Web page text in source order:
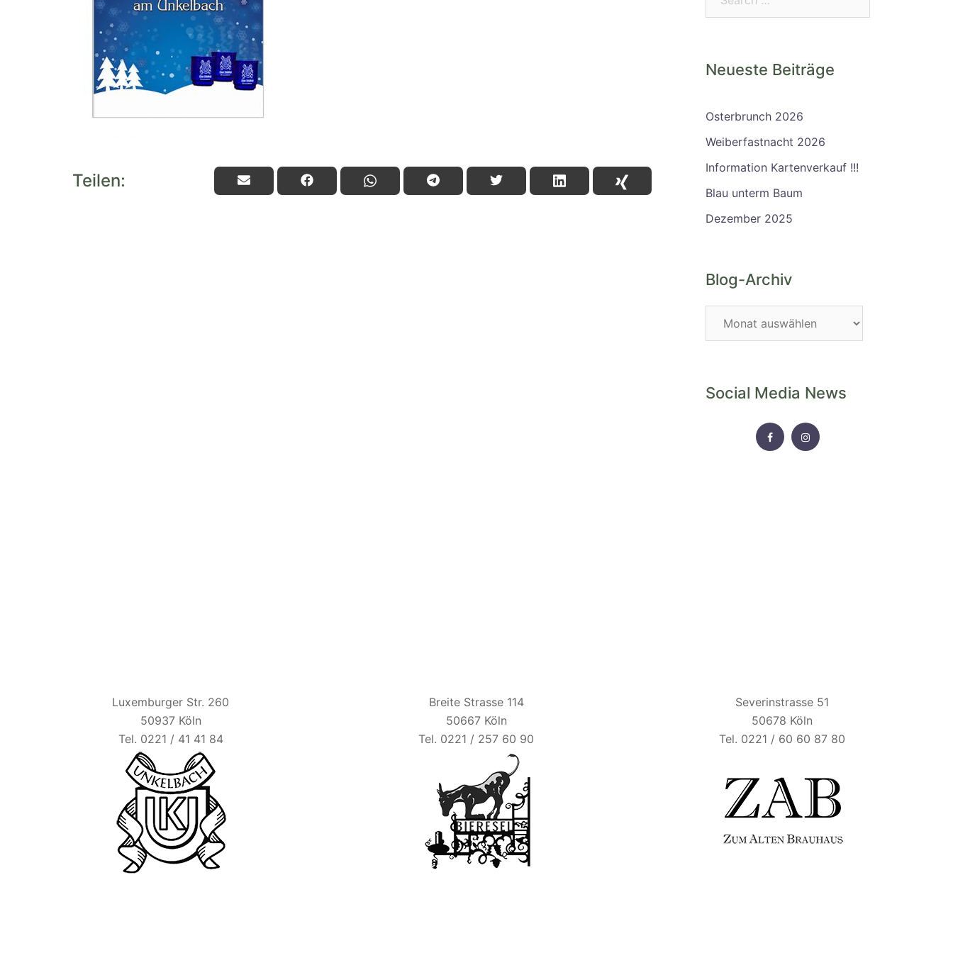
Teilen:
Neueste Beiträge
Osterbrunch 2026
Weiberfastnacht 2026
Information Kartenverkauf !!!
Blau unterm Baum
Dezember 2025
Blog-Archiv
Social Media News
FACEBOOKINSTAGRAM
Luxemburger Str. 260
50937 Köln
Tel. 0221 / 41 41 84
Breite Strasse 114
50667 Köln
Tel. 0221 / 257 60 90
Severinstrasse 51
50678 Köln
Tel. 0221 / 60 60 87 80